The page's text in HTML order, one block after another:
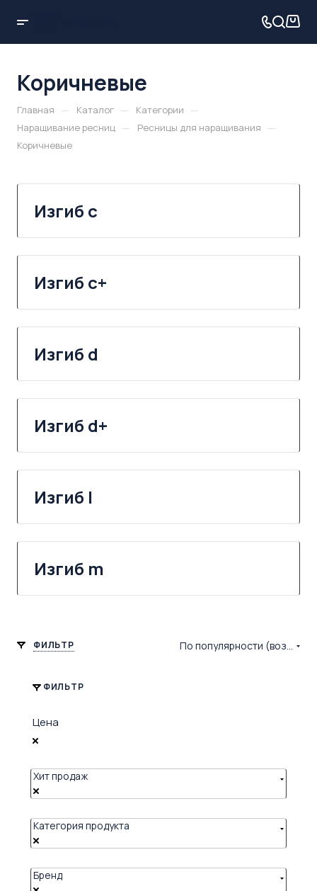
Коричневые
Главная — Каталог — Категории —
Наращивание ресниц — Ресницы для наращивания —
Коричневые
Изгиб c
Изгиб c+
Изгиб d
Изгиб d+
Изгиб l
Изгиб m
ФИЛЬТР По популярности (возрастание)
ФИЛЬТР
Цена
Хит продаж
Категория продукта
Бренд